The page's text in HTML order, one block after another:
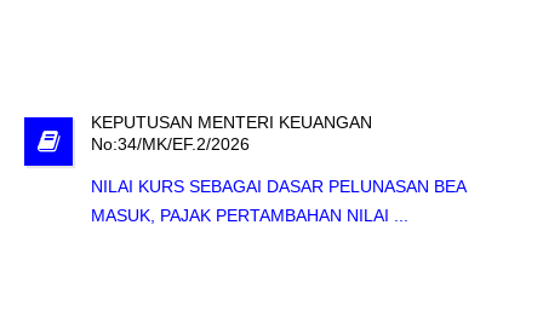
KEPUTUSAN MENTERI KEUANGAN
No:34/MK/EF.2/2026
NILAI KURS SEBAGAI DASAR PELUNASAN BEA
MASUK, PAJAK PERTAMBAHAN NILAI ...